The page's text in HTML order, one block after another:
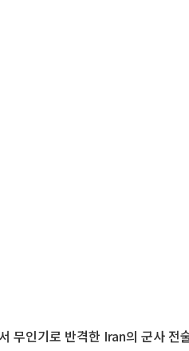
무인기로 반격한 Iran의 군사